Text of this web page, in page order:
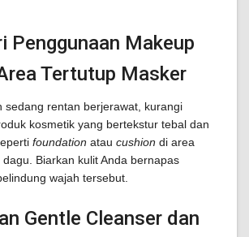
Penggunaan Makeup
Tertutup Masker
sedang rentan berjerawat, kurangi
kosmetik yang bertekstur tebal dan
foundation atau cushion di area
Biarkan kulit Anda bernapas
wajah tersebut.
Gentle Cleanser dan